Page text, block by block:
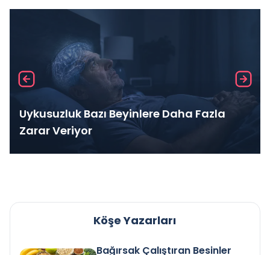
Uykusuzluk Bazı Beyinlere Daha Fazla
Zarar Veriyor
Köşe Yazarları
Bağırsak Çalıştıran Besinler